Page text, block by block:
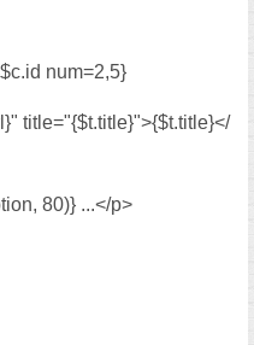
num=2,5}
80)} ...</p>